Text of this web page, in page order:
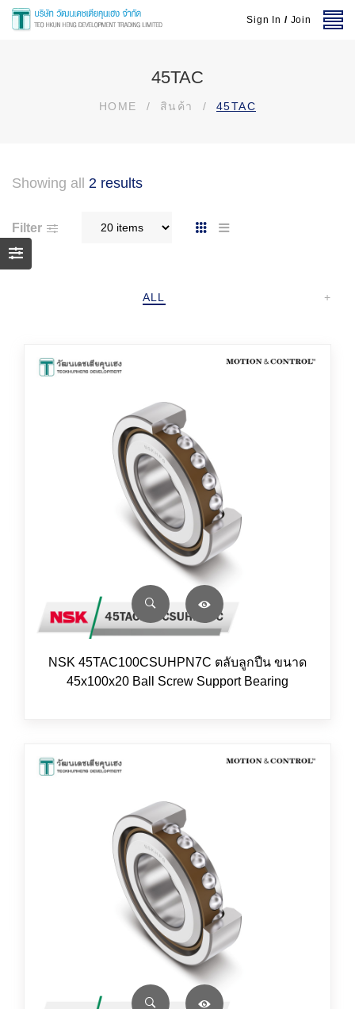
Sign In / Join
45TAC
HOME / สินค้า / 45TAC
Showing all 2 results
Filter
ALL +
NSK 45TAC100CSUHPN7C ตลับลูกปืน ขนาด
45x100x20 Ball Screw Support Bearing